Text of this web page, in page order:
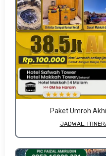
Paket Umroh
JADWAL,